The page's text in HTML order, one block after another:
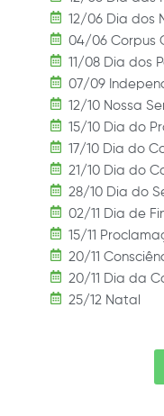
12/06 Dia dos
04/06 Corpus
11/08 Dia dos
07/09
12/10 Nossa
15/10 Dia do
17/10 Dia do
21/10 Dia do
28/10 Dia do
02/11 Dia de
15/11
20/11
20/11 Dia da
25/12 Natal